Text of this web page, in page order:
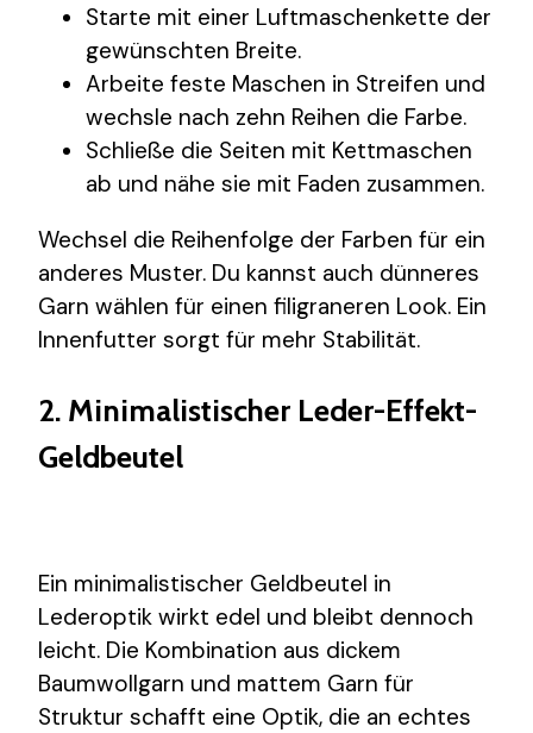
Starte mit einer Luftmaschenkette der
gewünschten Breite.
Arbeite feste Maschen in Streifen und
wechsle nach zehn Reihen die Farbe.
Schließe die Seiten mit Kettmaschen
ab und nähe sie mit Faden zusammen.
Wechsel die Reihenfolge der Farben für ein
anderes Muster. Du kannst auch dünneres
Garn wählen für einen filigraneren Look. Ein
Innenfutter sorgt für mehr Stabilität.
2. Minimalistischer Leder-Effekt-
Geldbeutel
Ein minimalistischer Geldbeutel in
Lederoptik wirkt edel und bleibt dennoch
leicht. Die Kombination aus dickem
Baumwollgarn und mattem Garn für
Struktur schafft eine Optik, die an echtes